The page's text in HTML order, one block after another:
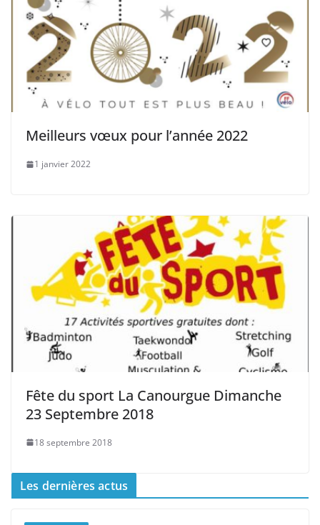
Meilleurs vœux pour l’année 2022
1 janvier 2022
Fête du sport La Canourgue Dimanche
23 Septembre 2018
18 septembre 2018
Les dernières actus